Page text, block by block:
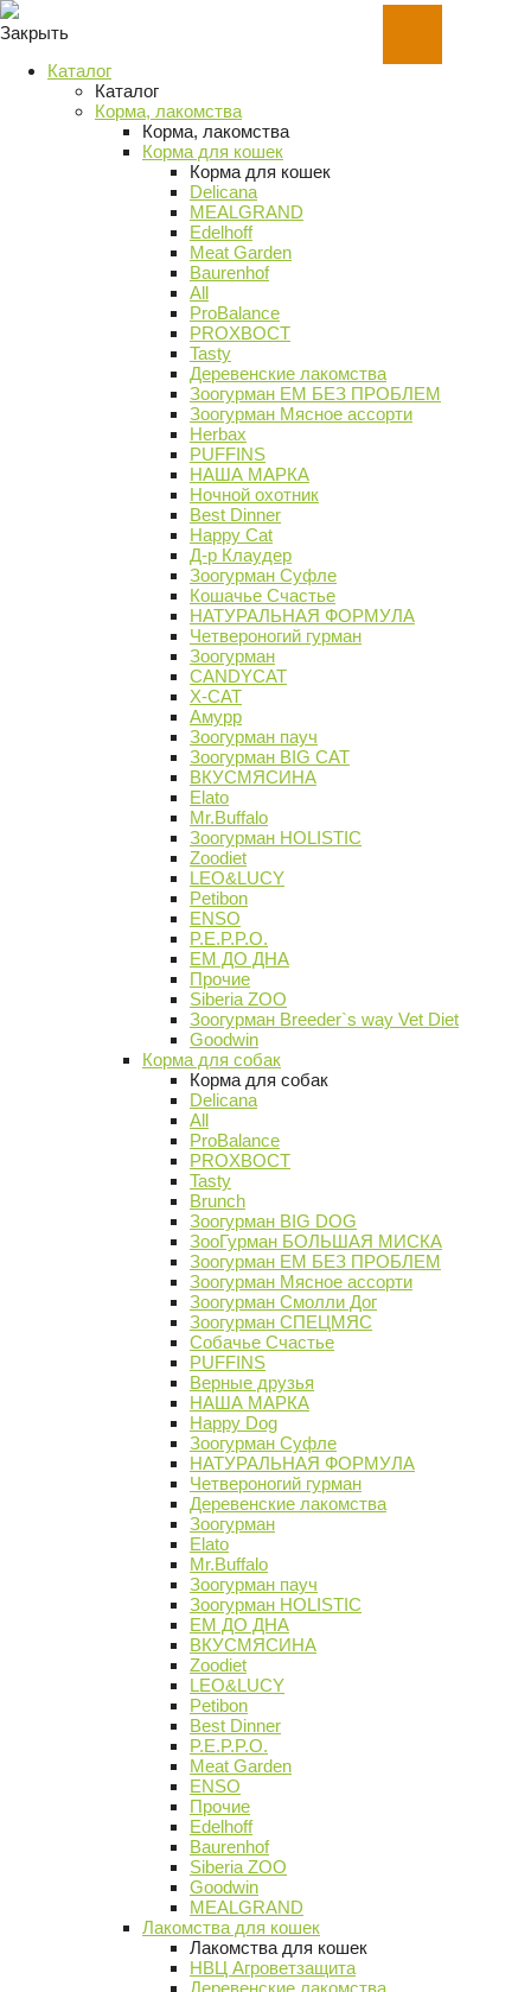
Закрыть
Каталог
Каталог
Корма, лакомства
Корма, лакомства
Корма для кошек
Корма для кошек
Delicana
MEALGRAND
Edelhoff
Meat Garden
Baurenhof
All
ProBalance
PROХВОСТ
Tasty
Деревенские лакомства
Зоогурман ЕМ БЕЗ ПРОБЛЕМ
Зоогурман Мясное ассорти
Herbax
PUFFINS
НАША МАРКА
Ночной охотник
Best Dinner
Happy Cat
Д-р Клаудер
Зоогурман Суфле
Кошачье Счастье
НАТУРАЛЬНАЯ ФОРМУЛА
Четвероногий гурман
Зоогурман
CANDYCAT
X-CAT
Амурр
Зоогурман пауч
Зоогурман BIG CAT
ВКУСМЯСИНА
Elato
Mr.Buffalo
Зоогурман HOLISTIC
Zoodiet
LEO&LUCY
Petibon
ENSO
P.E.P.P.O.
ЕМ ДО ДНА
Прочие
Siberia ZOO
Зоогурман Breeder`s way Vet Diet
Goodwin
Корма для собак
Корма для собак
Delicana
All
ProBalance
PROХВОСТ
Tasty
Brunch
Зоогурман BIG DOG
ЗооГурман БОЛЬШАЯ МИСКА
Зоогурман ЕМ БЕЗ ПРОБЛЕМ
Зоогурман Мясное ассорти
Зоогурман Смолли Дог
Зоогурман СПЕЦМЯС
Собачье Счастье
PUFFINS
Верные друзья
НАША МАРКА
Happy Dog
Зоогурман Суфле
НАТУРАЛЬНАЯ ФОРМУЛА
Четвероногий гурман
Деревенские лакомства
Зоогурман
Elato
Mr.Buffalo
Зоогурман пауч
Зоогурман HOLISTIC
ЕМ ДО ДНА
ВКУСМЯСИНА
Zoodiet
LEO&LUCY
Petibon
Best Dinner
P.E.P.P.O.
Meat Garden
ENSO
Прочие
Edelhoff
Baurenhof
Siberia ZOO
Goodwin
MEALGRAND
Лакомства для кошек
Лакомства для кошек
НВЦ Агроветзащита
Деревенские лакомства